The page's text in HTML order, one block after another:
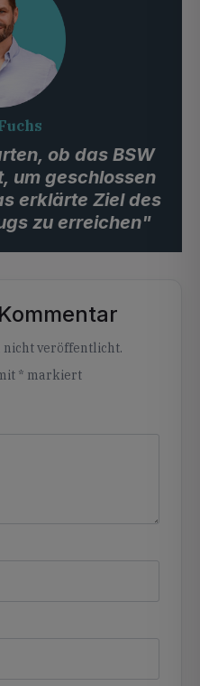
ob das BSW
um geschlossen
erklärte Ziel des
zu erreichen"
nicht veröffentlicht.
* markiert